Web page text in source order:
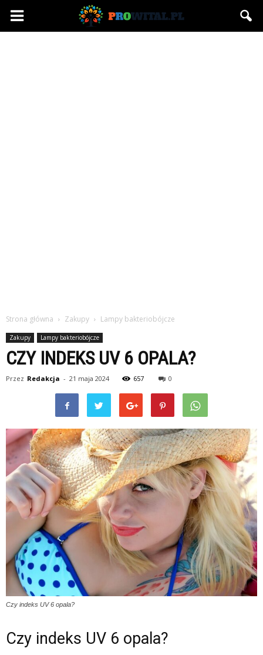
Prowital.pl
Strona główna Zakupy Lampy bakteriobójcze
Zakupy Lampy bakteriobójcze
CZY INDEKS UV 6 OPALA?
Przez Redakcja - 21 maja 2024 657 0
Czy indeks UV 6 opala?
Czy indeks UV 6 opala?